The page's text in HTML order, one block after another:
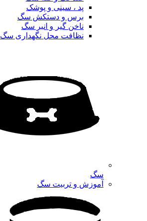
پد ، سینی و پوشک
برس و دستکش سگ
ناخن گیر و انبر سگ
نظافت محل نگهداری سگ
سگ
آموزش و تربیت سگ